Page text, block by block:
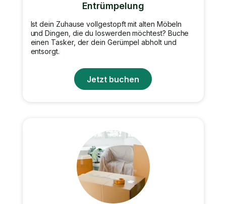
Entrümpelung
Ist dein Zuhause vollgestopft mit alten Möbeln
und Dingen, die du loswerden möchtest? Buche
einen Tasker, der dein Gerümpel abholt und
entsorgt.
Jetzt buchen